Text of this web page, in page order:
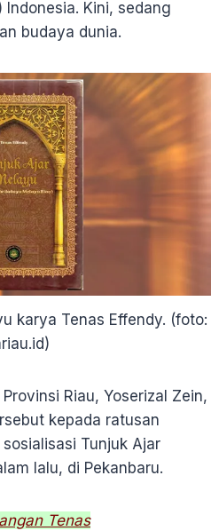
Indonesia. Kini, sedang
budaya dunia.
karya Tenas Effendy. (foto:
Riau, Yoserizal Zein,
kepada ratusan
Tunjuk Ajar
lalu, di Pekanbaru.
Tenas